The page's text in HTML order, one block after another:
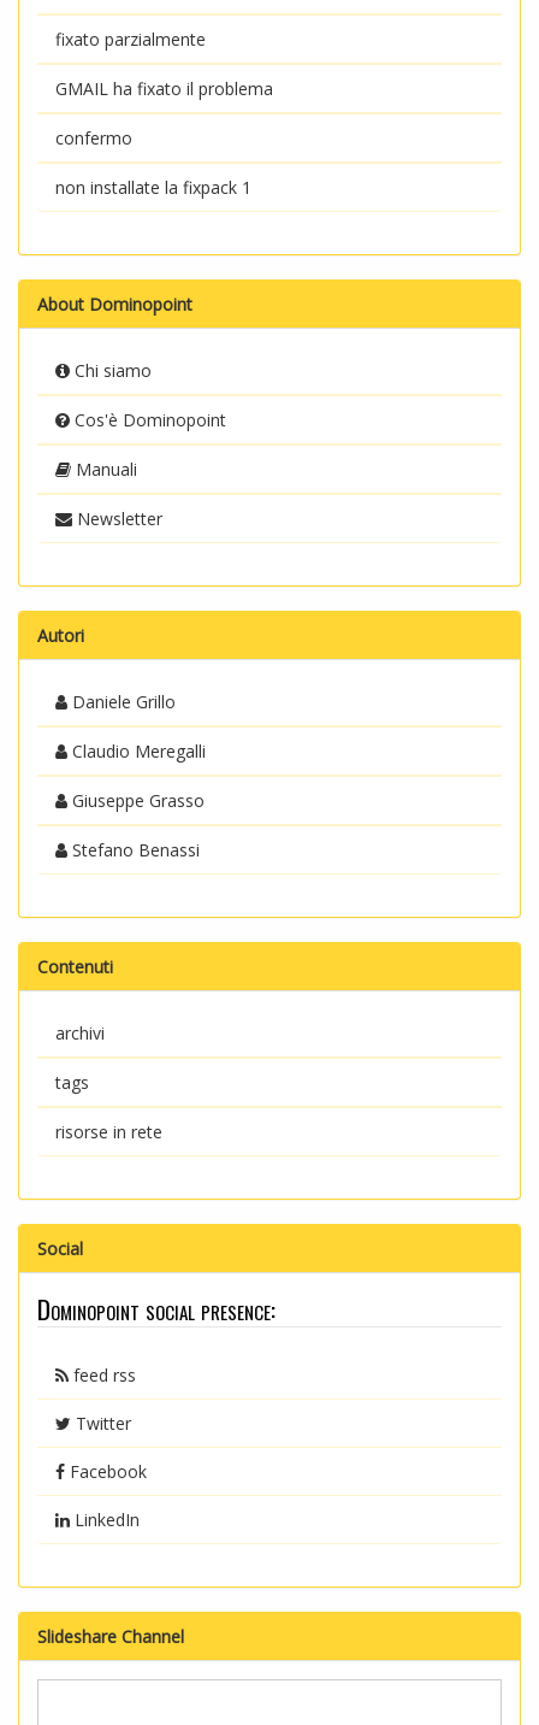
fixato parzialmente
GMAIL ha fixato il problema
confermo
non installate la fixpack 1
About Dominopoint
Chi siamo
Cos'è Dominopoint
Manuali
Newsletter
Autori
Daniele Grillo
Claudio Meregalli
Giuseppe Grasso
Stefano Benassi
Contenuti
archivi
tags
risorse in rete
Social
Dominopoint social presence:
feed rss
Twitter
Facebook
LinkedIn
Slideshare Channel